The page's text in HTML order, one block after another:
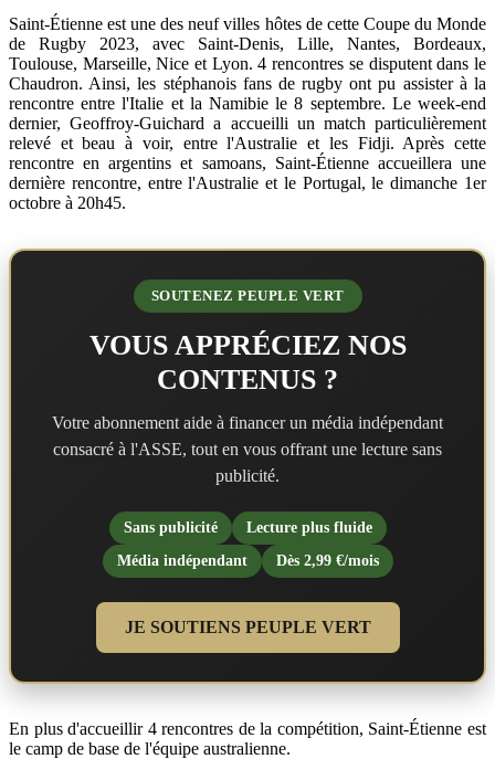
Saint-Étienne est une des neuf villes hôtes de cette Coupe du Monde
de Rugby 2023, avec Saint-Denis, Lille, Nantes, Bordeaux,
Toulouse, Marseille, Nice et Lyon. 4 rencontres se disputent dans le
Chaudron. Ainsi, les stéphanois fans de rugby ont pu assister à la
rencontre entre l'Italie et la Namibie le 8 septembre. Le week-end
dernier, Geoffroy-Guichard a accueilli un match particulièrement
relevé et beau à voir, entre l'Australie et les Fidji. Après cette
rencontre en argentins et samoans, Saint-Étienne accueillera une
dernière rencontre, entre l'Australie et le Portugal, le dimanche 1er
octobre à 20h45.
SOUTENEZ PEUPLE VERT
VOUS APPRÉCIEZ NOS
CONTENUS ?
Votre abonnement aide à financer un média indépendant
consacré à l'ASSE, tout en vous offrant une lecture sans
publicité.
Sans publicité
Lecture plus fluide
Média indépendant
Dès 2,99 €/mois
JE SOUTIENS PEUPLE VERT
En plus d'accueillir 4 rencontres de la compétition, Saint-Étienne est
le camp de base de l'équipe australienne.